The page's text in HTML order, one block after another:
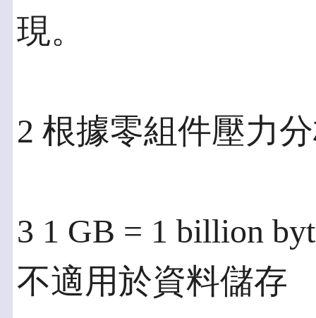
現。
2 根據零組件壓力
3 1 GB = 1 billion
不適用於資料儲存